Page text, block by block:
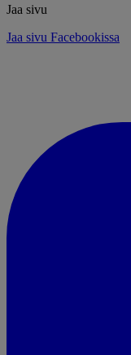
Jaa sivu
Jaa sivu Facebookissa